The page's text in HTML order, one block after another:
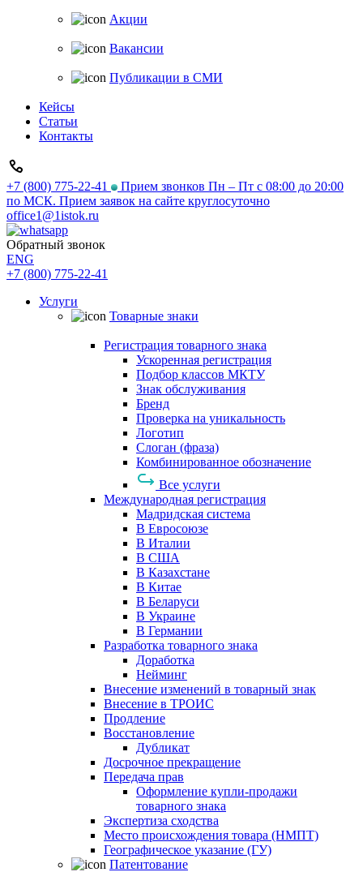
Акции
Вакансии
Публикации в СМИ
Кейсы
Статьи
Контакты
+7 (800) 775-22-41
Прием звонков Пн – Пт с 08:00 до 20:00
по МСК. Прием заявок на сайте круглосуточно
office1@1istok.ru
Обратный звонок
ENG
+7 (800) 775-22-41
Услуги
Товарные знаки
Регистрация товарного знака
Ускоренная регистрация
Подбор классов МКТУ
Знак обслуживания
Бренд
Проверка на уникальность
Логотип
Слоган (фраза)
Комбинированное обозначение
Все услуги
Международная регистрация
Мадридская система
В Евросоюзе
В Италии
В США
В Казахстане
В Китае
В Беларуси
В Украине
В Германии
Разработка товарного знака
Доработка
Нейминг
Внесение изменений в товарный знак
Внесение в ТРОИС
Продление
Восстановление
Дубликат
Досрочное прекращение
Передача прав
Оформление купли-продажи
товарного знака
Экспертиза сходства
Место происхождения товара (НМПТ)
Географическое указание (ГУ)
Патентование